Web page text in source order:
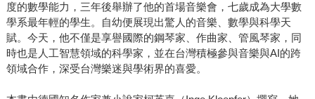
度的數學能力，三年後舉辦了他的首場音樂會，七歲成為大學數
學系最年輕的學生。自幼便展現出驚人的音樂、數學與科學天
賦。今天，他不僅是享譽國際的鋼琴家、作曲家、管風琴家，同
時也是人工智慧領域的科學家，並在台灣積極參與音樂與AI的跨
領域合作，深受台灣樂迷與學術界的喜愛。